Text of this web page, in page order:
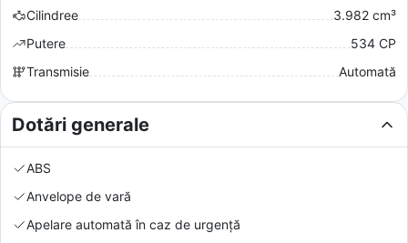
Cilindree
3.982 cm³
Putere
534 CP
Transmisie
Automată
Dotări generale
ABS
Anvelope de vară
Apelare automată în caz de urgență